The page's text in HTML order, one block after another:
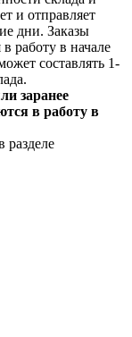
и отправляет
дни. Заказы
работу в начале
составлять 1-
заранее
в работу в
разделе